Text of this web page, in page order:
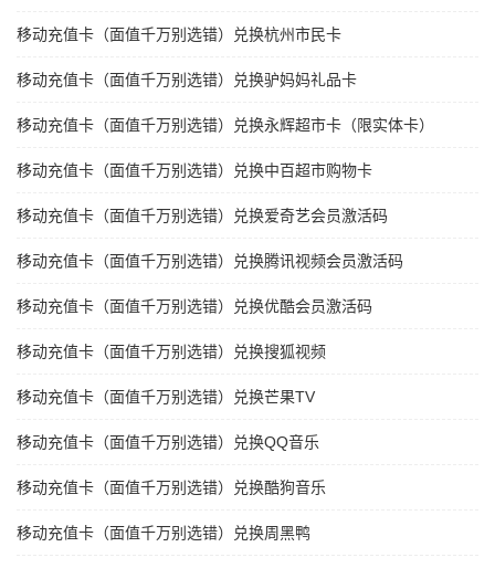
移动充值卡（面值千万别选错）兑换杭州市民卡
移动充值卡（面值千万别选错）兑换驴妈妈礼品卡
移动充值卡（面值千万别选错）兑换永辉超市卡（限实体卡）
移动充值卡（面值千万别选错）兑换中百超市购物卡
移动充值卡（面值千万别选错）兑换爱奇艺会员激活码
移动充值卡（面值千万别选错）兑换腾讯视频会员激活码
移动充值卡（面值千万别选错）兑换优酷会员激活码
移动充值卡（面值千万别选错）兑换搜狐视频
移动充值卡（面值千万别选错）兑换芒果TV
移动充值卡（面值千万别选错）兑换QQ音乐
移动充值卡（面值千万别选错）兑换酷狗音乐
移动充值卡（面值千万别选错）兑换周黑鸭